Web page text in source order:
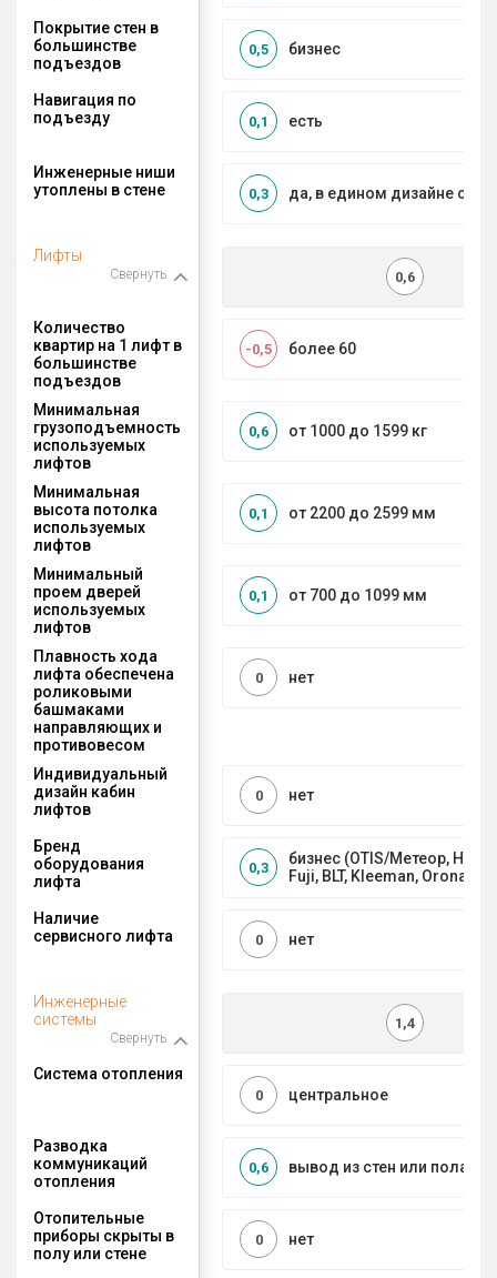
Покрытие стен в
большинстве
подъездов
бизнес
0,5
Навигация по
подъезду
есть
0,1
Инженерные ниши
утоплены в стене
да, в едином дизайне с
0,3
Лифты
Свернуть 0,6
Количество
квартир на 1 лифт в
большинстве
подъездов
более 60
-0,5
Минимальная
грузоподъемность
используемых
лифтов
от 1000 до 1599 кг
0,6
Минимальная
высота потолка
используемых
лифтов
от 2200 до 2599 мм
0,1
Минимальный
проем дверей
используемых
лифтов
от 700 до 1099 мм
0,1
Плавность хода
лифта обеспечена
роликовыми
башмаками
направляющих и
противовесом
нет
0
Индивидуальный
дизайн кабин
лифтов
нет
0
Бренд
оборудования
лифта
бизнес (OTIS/Метеор,
Fuji, BLT, Kleeman, Orona)
0,3
Наличие
сервисного лифта
нет
0
Инженерные
системы
Свернуть
1,4
Система отопления
центральное
0
Разводка
коммуникаций
отопления
вывод из стен или пола
0,6
Отопительные
приборы скрыты в
полу или стене
нет
0